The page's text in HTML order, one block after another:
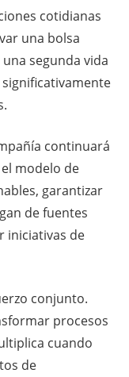
cotidianas
una bolsa
segunda vida
continuará
modelo de
garantizar
de fuentes
iniciativas de
conjunto.
procesos
cuando
de